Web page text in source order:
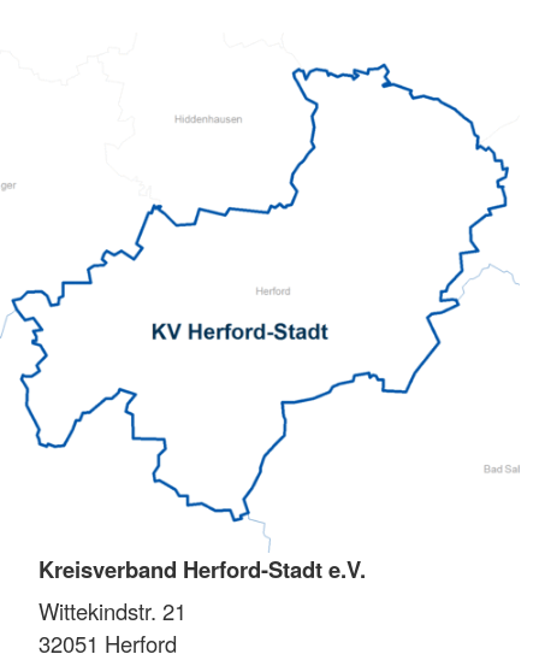
Kreisverband Herford-Stadt e.V.
Wittekindstr. 21
32051 Herford